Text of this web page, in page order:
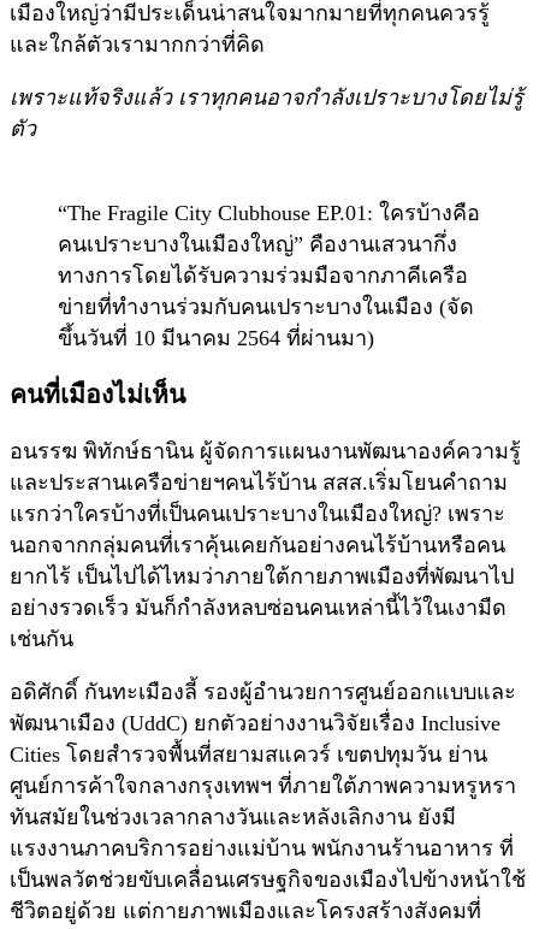
เมืองใหญ่ว่ามีประเด็นน่าสนใจมากมายที่ทุกคนควรรู้
และใกล้ตัวเรามากกว่าที่คิด
เพราะแท้จริงแล้ว เราทุกคนอาจกำลังเปราะบางโดยไม่รู้
ตัว
“The Fragile City Clubhouse EP.01: ใครบ้างคือ
คนเปราะบางในเมืองใหญ่” คืองานเสวนากึ่ง
ทางการโดยได้รับความร่วมมือจากภาคีเครือ
ข่ายที่ทำงานร่วมกับคนเปราะบางในเมือง (จัด
ขึ้นวันที่ 10 มีนาคม 2564 ที่ผ่านมา)
คนที่เมืองไม่เห็น
อนรรฆ พิทักษ์ธานิน ผู้จัดการแผนงานพัฒนาองค์ความรู้
และประสานเครือข่ายฯคนไร้บ้าน สสส.เริ่มโยนคำถาม
แรกว่าใครบ้างที่เป็นคนเปราะบางในเมืองใหญ่? เพราะ
นอกจากกลุ่มคนที่เราคุ้นเคยกันอย่างคนไร้บ้านหรือคน
ยากไร้ เป็นไปได้ไหมว่าภายใต้กายภาพเมืองที่พัฒนาไป
อย่างรวดเร็ว มันก็กำลังหลบซ่อนคนเหล่านี้ไว้ในเงามืด
เช่นกัน
อดิศักดิ์ กันทะเมืองลี้ รองผู้อำนวยการศูนย์ออกแบบและ
พัฒนาเมือง (UddC) ยกตัวอย่างงานวิจัยเรื่อง Inclusive
Cities โดยสำรวจพื้นที่สยามสแควร์ เขตปทุมวัน ย่าน
ศูนย์การค้าใจกลางกรุงเทพฯ ที่ภายใต้ภาพความหรูหรา
ทันสมัยในช่วงเวลากลางวันและหลังเลิกงาน ยังมี
แรงงานภาคบริการอย่างแม่บ้าน พนักงานร้านอาหาร ที่
เป็นพลวัตช่วยขับเคลื่อนเศรษฐกิจของเมืองไปข้างหน้าใช้
ชีวิตอยู่ด้วย แต่กายภาพเมืองและโครงสร้างสังคมที่